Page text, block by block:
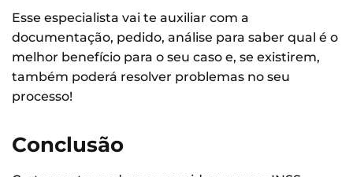
Esse especialista vai te auxiliar com a
documentação, pedido, análise para saber qual é o
melhor benefício para o seu caso e, se existirem,
também poderá resolver problemas no seu
processo!
Conclusão